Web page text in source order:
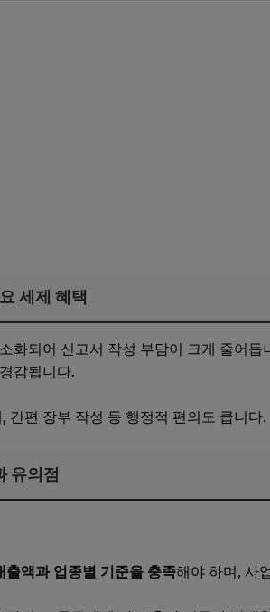
세제 혜택
화되어 신고서 작성 부담이 크게 줄어
감됩니다.
간편 장부 작성 등 행정적 편의도 큽니다.
유의점
출액과 업종별 기준을 충족해야 하며, 사